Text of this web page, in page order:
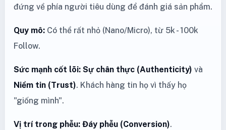
đứng về phía người tiêu dùng để đánh giá sản phẩm.
Quy mô: Có thể rất nhỏ (Nano/Micro), từ 5k - 100k
Follow.
Sức mạnh cốt lõi: Sự chân thực (Authenticity) và
Niềm tin (Trust). Khách hàng tin họ vì thấy họ
"giống mình".
Vị trí trong phễu: Đáy phễu (Conversion).